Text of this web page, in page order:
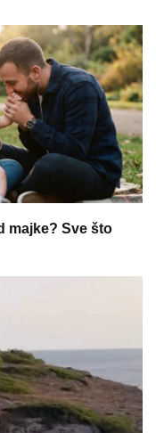
majke? Sve što